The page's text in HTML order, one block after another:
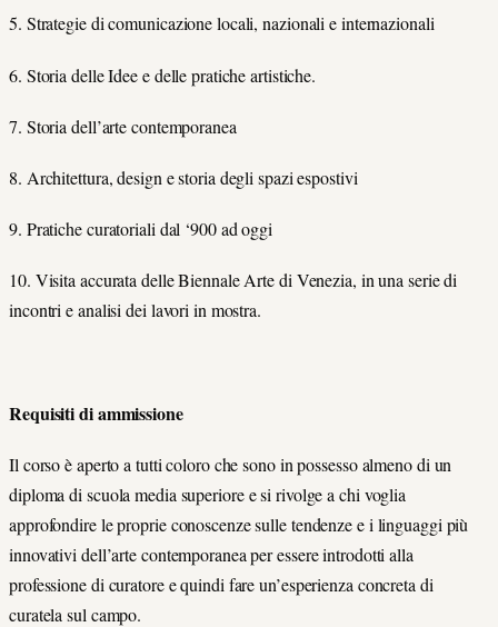
5. Strategie di comunicazione locali, nazionali e internazionali
6. Storia delle Idee e delle pratiche artistiche.
7. Storia dell’arte contemporanea
8. Architettura, design e storia degli spazi espostivi
9. Pratiche curatoriali dal ‘900 ad oggi
10. Visita accurata delle Biennale Arte di Venezia, in una serie di
incontri e analisi dei lavori in mostra.
Requisiti di ammissione
Il corso è aperto a tutti coloro che sono in possesso almeno di un
diploma di scuola media superiore e si rivolge a chi voglia
approfondire le proprie conoscenze sulle tendenze e i linguaggi più
innovativi dell’arte contemporanea per essere introdotti alla
professione di curatore e quindi fare un’esperienza concreta di
curatela sul campo.